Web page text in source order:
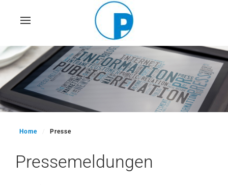
Skip
main
content
Home Presse
Pressemeldungen